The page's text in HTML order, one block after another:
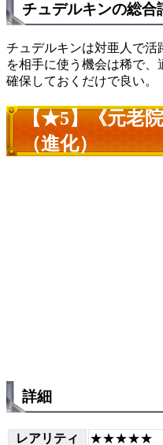
チュデルキンの総合
チュデルキンは対亜人で
を相手に使う機会は稀で
確保しておくだけで良い。
【★5】《元老
（進化）
詳細
レアリティ
★★★★★